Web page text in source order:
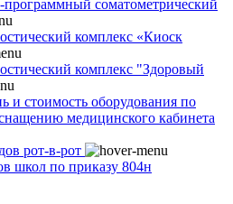
программный соматометрический
комплекс «Киоск
комплекс "Здоровый
и стоимость оборудования по
медицинского кабинета
рот-в-рот
школ по приказу 804н